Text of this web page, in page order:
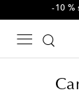
-10 %